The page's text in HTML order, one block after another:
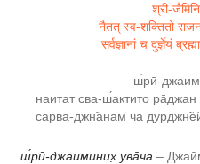
श्री-
नैतत् स्व-शक्तितो
सर्वज्ञानां च दुर्ज्ञेयं
ш́рӣ-
наитат сва-ш́актито
сарва-джн̃а̄на̄м̇ ча
ш́рӣ-джаиминих̣ ува̄ча –